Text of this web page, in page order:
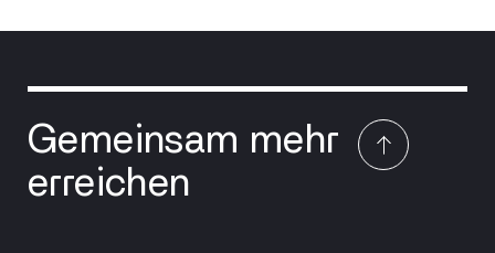
Gemeinsam mehr
erreichen